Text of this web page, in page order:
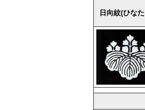
日向紋(ひな